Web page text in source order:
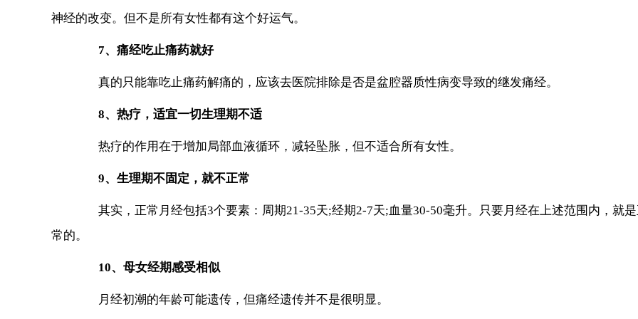
神经的改变。但不是所有女性都有这个好运气。
7、痛经吃止痛药就好
真的只能靠吃止痛药解痛的，应该去医院排除是否是盆腔器质性病变导致的继发痛经。
8、热疗，适宜一切生理期不适
热疗的作用在于增加局部血液循环，减轻坠胀，但不适合所有女性。
9、生理期不固定，就不正常
其实，正常月经包括3个要素：周期21-35天;经期2-7天;血量30-50毫升。只要月经在上述范围内，就
常的。
10、母女经期感受相似
月经初潮的年龄可能遗传，但痛经遗传并不是很明显。